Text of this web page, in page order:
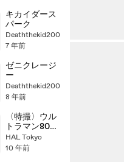
キカイダース
パーク
Deaththekid200
7 年前
ゼニクレージ
ー
Deaththekid200
8 年前
〈特撮〉ウル
トラマン80
OP
HAL Tokyo
10 年前